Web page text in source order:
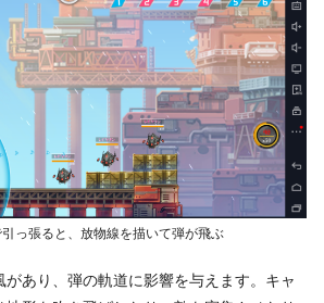
っ張ると、放物線を描いて弾が飛ぶ
あり、弾の軌道に影響を与えます。キャ